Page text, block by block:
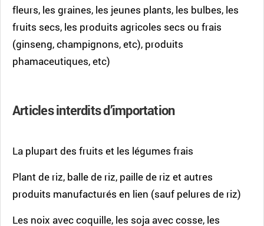
fleurs, les graines, les jeunes plants, les bulbes, les
fruits secs, les produits agricoles secs ou frais
(ginseng, champignons, etc), produits
phamaceutiques, etc)
Articles interdits d’importation
La plupart des fruits et les légumes frais
Plant de riz, balle de riz, paille de riz et autres
produits manufacturés en lien (sauf pelures de riz)
Les noix avec coquille, les soja avec cosse, les